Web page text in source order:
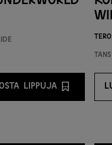
OSTA LIPPUJA
LIPPUJA